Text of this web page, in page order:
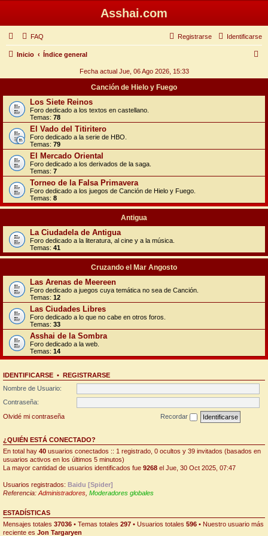
Asshai.com
FAQ Identificarse
Registrarse
Inicio Índice general
c
Fecha actual Jue, 06 Ago 2026, 15:33
Canción de Hielo y Fuego
Los Siete Reinos
Foro dedicado a los textos en castellano.
Temas: 78
El Vado del Titiritero
Foro dedicado a la serie de HBO.
Temas: 79
El Mercado Oriental
Foro dedicado a los derivados de la saga.
Temas: 7
Torneo de la Falsa Primavera
Foro dedicado a los juegos de Canción de Hielo y Fuego.
Temas: 8
Antigua
La Ciudadela de Antigua
Foro dedicado a la literatura, al cine y a la música.
Temas: 41
Cruzando el Mar Angosto
Las Arenas de Meereen
Foro dedicado a juegos cuya temática no sea de Canción.
Temas: 12
Las Ciudades Libres
Foro dedicado a lo que no cabe en otros foros.
Temas: 33
Asshai de la Sombra
Foro dedicado a la web.
Temas: 14
IDENTIFICARSE • REGISTRARSE
Nombre de Usuario:
Contraseña:
Olvidé mi contraseña
Recordar
¿QUIÉN ESTÁ CONECTADO?
En total hay 40 usuarios conectados :: 1 registrado, 0 ocultos y 39 invitados (basados en
usuarios activos en los últimos 5 minutos)
La mayor cantidad de usuarios identificados fue 9268 el Jue, 30 Oct 2025, 07:47
Usuarios registrados: Baidu [Spider]
Referencia: Administradores Moderadores globales
ESTADÍSTICAS
Mensajes totales 37036 • Temas totales 297 • Usuarios totales 596 • Nuestro usuario más
reciente es Jon Targaryen